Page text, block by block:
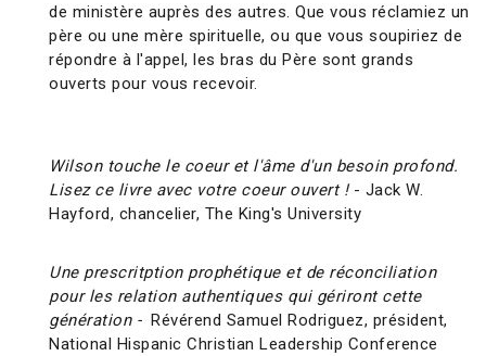
de ministère auprès des autres. Que vous réclamiez un
père ou une mère spirituelle, ou que vous soupiriez de
répondre à l'appel, les bras du Père sont grands
ouverts pour vous recevoir.
Wilson touche le coeur et l'âme d'un besoin profond.
Lisez ce livre avec votre coeur ouvert !- Jack W.
Hayford, chancelier, The King's University
Une prescritption prophétique et de réconciliation
pour les relation authentiques qui gériront cette
génération - Révérend Samuel Rodriguez, président,
National Hispanic Christian Leadership Conference